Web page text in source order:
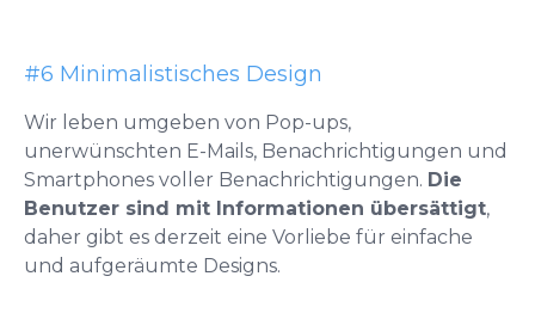
#6 Minimalistisches Design
Wir leben umgeben von Pop-ups,
unerwünschten E-Mails, Benachrichtigungen und
Smartphones voller Benachrichtigungen. Die
Benutzer sind mit Informationen übersättigt,
daher gibt es derzeit eine Vorliebe für einfache
und aufgeräumte Designs.